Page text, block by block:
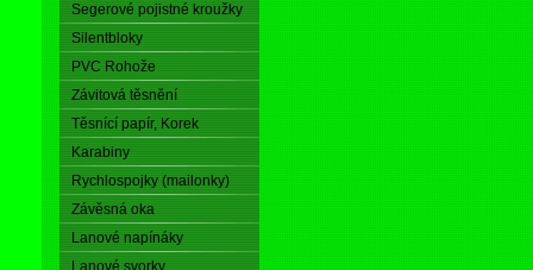
Segerové pojistné kroužky
Silentbloky
PVC Rohože
Závitová těsnění
Těsnící papír, Korek
Karabiny
Rychlospojky (mailonky)
Závěsná oka
Lanové napínáky
Lanové svorky